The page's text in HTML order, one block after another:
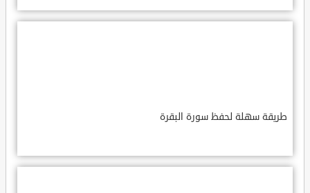
طريقة سهلة لحفظ سورة البقرة